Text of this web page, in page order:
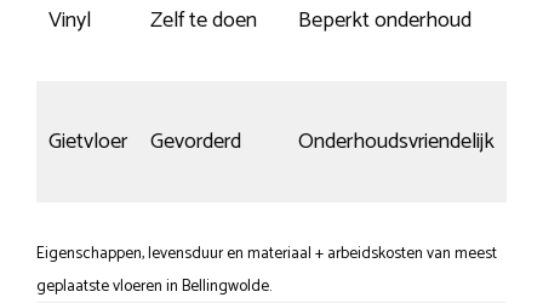
Vinyl Zelf te doen Beperkt onderhoud
Gietvloer Gevorderd Onderhoudsvriendelijk
Eigenschappen, levensduur en materiaal + arbeidskosten van meest
geplaatste vloeren in Bellingwolde.